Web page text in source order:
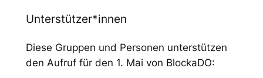
Unterstützer*innen
Diese Gruppen und Personen unterstützen
den Aufruf für den 1. Mai von BlockaDO: